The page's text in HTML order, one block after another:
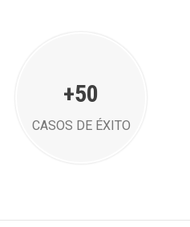
+50
CASOS DE ÉXITO